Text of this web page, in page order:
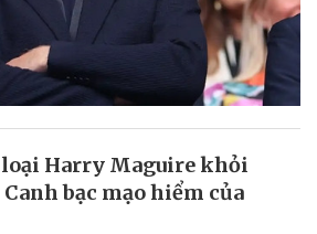
Harry Maguire khỏi
bạc mạo hiểm của